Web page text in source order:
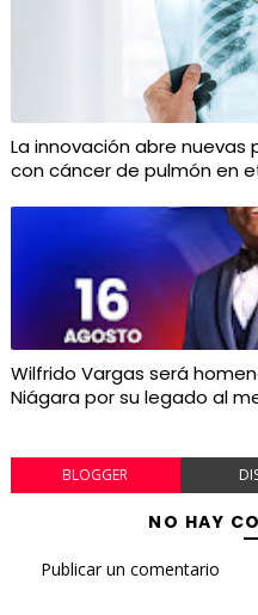
La innovación abre
con cáncer de pulmón en
Wilfrido Vargas será
Niágara por su legado al
BLOGGER
NO HAY
Publicar un comentario